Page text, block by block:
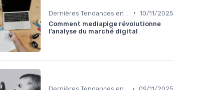
• 10/11/2025
Comment mediapige révolutionne
l’analyse du marché digital